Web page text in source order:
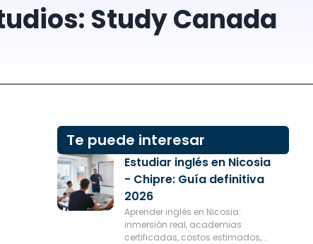
Study Canada
Te puede interesar
Estudiar inglés en Nicosia
- Chipre: Guía definitiva
2026
Aprender inglés en Nicosia:
inmersión real, academias
certificadas, costos estimados,...